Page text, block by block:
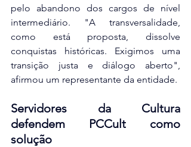
pelo abandono dos cargos de nível
intermediário. "A transversalidade,
como está proposta, dissolve
conquistas históricas. Exigimos uma
transição justa e diálogo aberto",
Servidores da Cultura
defendem PCCult como
solução